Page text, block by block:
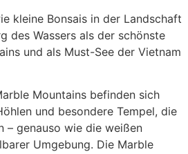
kleine Bonsais in der Landschaft
des Wassers als der schönste
und als Must-See der Vietnam
Mountains befinden sich
und besondere Tempel, die
– genauso wie die weißen
Umgebung. Die Marble